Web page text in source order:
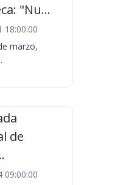
"Nu...
18:00:00
marzo,
de
09:00:00